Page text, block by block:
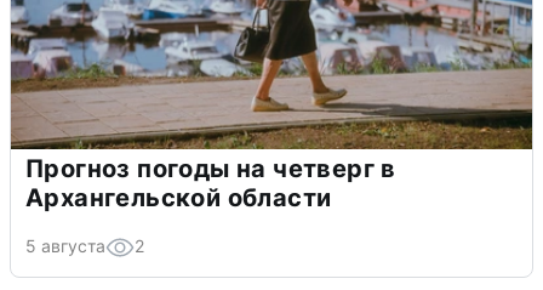
Прогноз погоды на четверг в
Архангельской области
5 августа 2